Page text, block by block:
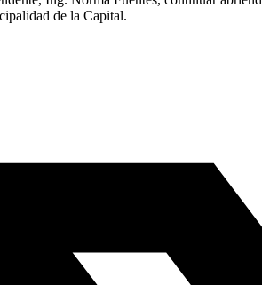
de la Capital.